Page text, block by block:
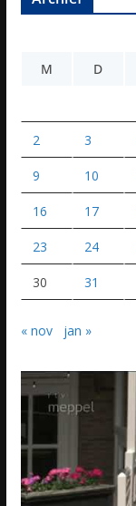
M
D
2 3
9 10
16 17
23 24
30 31
« nov jan »